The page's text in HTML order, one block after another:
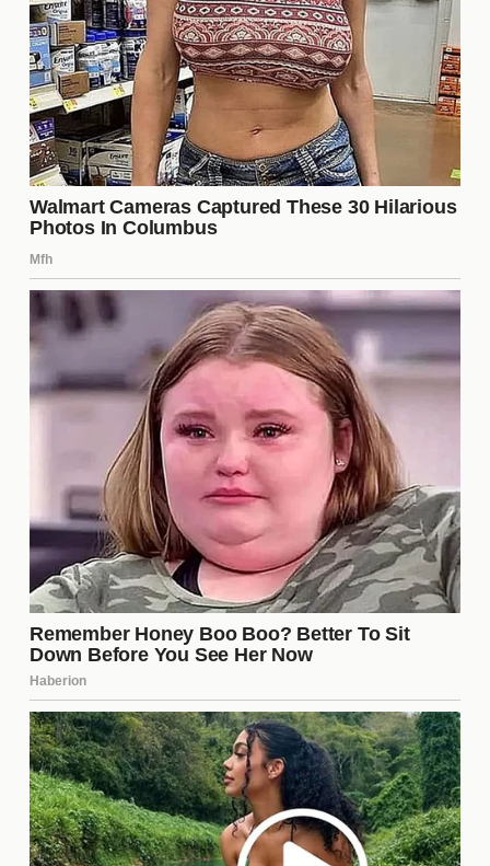
La salida de un jugador clave plantea interrogantes
sobre el futuro de Tigres. El club debe considerar
cómo esta transferencia afectará su estrategia a
largo plazo. ¿Se centrará en el desarrollo de
jóvenes talentos? ¿O buscará fichajes de jugadores
experimentados para mantener su competitividad?
La dirección que tome el club dependerá de su
visión y objetivos, así como de la capacidad para
adaptarse a los cambios en el mercado. La clave
será encontrar un equilibrio entre la inversión y el
rendimiento, asegurando que Tigres siga siendo un
contendiente fuerte en el fútbol mexicano.
¿Qué significa la transferencia
para el jugador?
La transferencia por 9 millones
puede representar
una oportunidad significativa para el jugador, tanto
a nivel profesional como personal. No solo implica
un aumento en su salario, sino que también puede
ofrecerle la posibilidad de demostrar su talento en
un nuevo entorno. Sin embargo, también conlleva el
desafío de adaptarse a un nuevo equipo y sistema
de juego, lo que puede ser estresante. En resumen,
esta decisión puede ser un gran paso en su carrera,
siempre que se maneje adecuadamente.
¿Cómo afectará esto a Tigres
en la próxima temporada?